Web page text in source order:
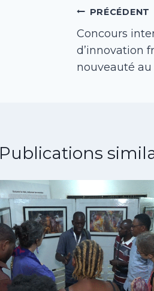
de
l’article
PRÉCÉDENT
Concours
d’innovation
nouveauté au
Publications